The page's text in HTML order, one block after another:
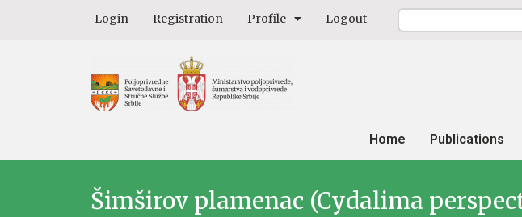
Login Registration Profile Logout
Home Publications
Šimširov plamenac (Cydalima